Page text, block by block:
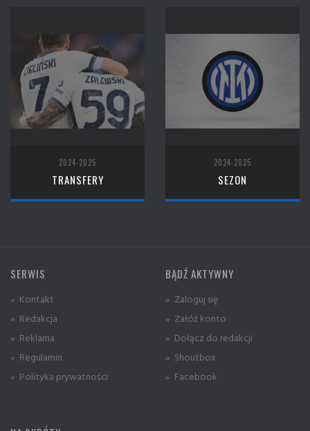
2024-2025
TRANSFERY
2024-2025
SEZON
SERWIS
» Kontakt
» Redakcja
» Reklama
» Regulamin
» Polityka prywatności
BĄDŹ AKTYWNY
» Zaloguj się
» Załóż konto
» Dołącz do redakcji
» Shoutbox
» Facebook